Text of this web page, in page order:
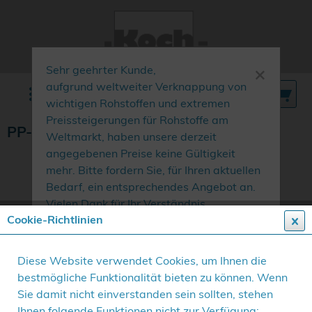
×
Sehr geehrter Kunde,
aufgrund weltweiter Verknappung von
wichtigen Rohstoffen und extremen
Preissteigerungen für Rohstoffe am
Weltmarkt, haben unsere derzeit
angegebenen Preise keine Gültigkeit
mehr. Bitte fordern Sie, für Ihren aktuellen
Bedarf, ein entsprechendes Angebot an.
Vielen Dank für Ihr Verständnis.
Menü
PP-Kordel
Cookie-Richtlinien
Diese Website verwendet Cookies, um Ihnen die
bestmögliche Funktionalität bieten zu können. Wenn
Sie damit nicht einverstanden sein sollten, stehen